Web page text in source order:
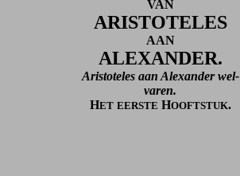
VAN
ARISTOTELES
AAN
ALEXANDER.
Aristoteles aan Alexander wel-
varen.
HET EERSTE HOOFTSTUK.